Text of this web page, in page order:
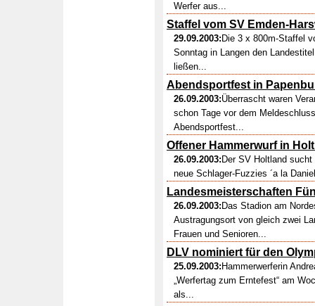
Werfer aus...
Staffel vom SV Emden-
29.09.2003: Die 3 x 800m-Staffel
Sonntag in Langen den
ließen...
Abendsportfest in
26.09.2003:Überrascht waren
schon Tage vor dem
Abendsportfest...
Offener Hammerwurf in
26.09.2003: Der SV Holtland
neue Schlager-Fuzzies ´a la
Landesmeisterschaften
26.09.2003: Das Stadion am
Austragungsort von gleich zwei
Frauen und Senioren...
DLV nominiert für den
25.09.2003: Hammerwerferin
„Werfertag zum Erntefest“ am
als...